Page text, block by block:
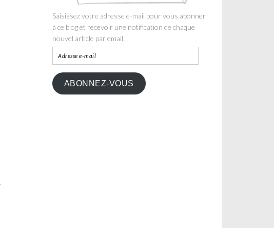
Saisissez votre adresse e-mail pour vous abonner
à ce blog et recevoir une notification de chaque
nouvel article par email.
ABONNEZ-VOUS